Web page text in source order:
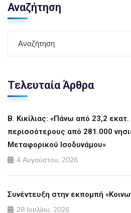
Αναζήτηση
Τελευταία Άρθρα
Β. Κικίλιας: «Πάνω από 23,2
περισσότερους από 281.000
Μεταφορικού Ισοδυνάμου»
4 Αυγούστου, 2026
Συνέντευξη στην εκπομπή
28 Ιουλίου, 2026